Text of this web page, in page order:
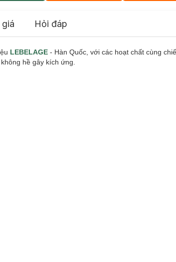
Hỏi đáp
LEBELAGE - Hàn Quốc, với các hoạt chất cùng
hề gây kích ứng.